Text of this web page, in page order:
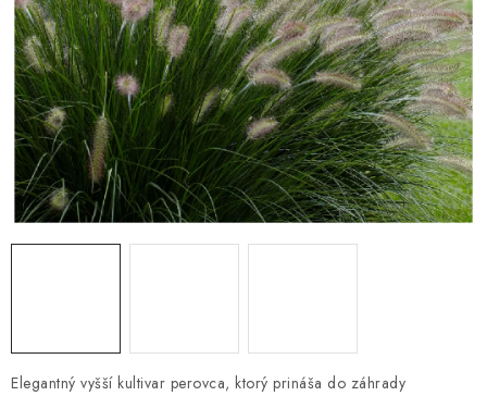
CHÉMIA
KVETINÁČE
DEKORÁCIE
PRIESADY ZELENINY
Elegantný vyšší kultivar perovca, ktorý prináša do záhrady